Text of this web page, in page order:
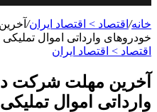
خانه/ اقتصاد > اقتصاد ایران/
خودروهای وارداتی اموال تملیکی
اقتصاد > اقتصاد ایران
آخرین مهلت شرکت
وارداتی اموال تملیکی